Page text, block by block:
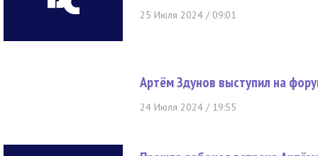
25 Июля 2024 / 09:01
Артём Здунов выступил на
24 Июля 2024 / 19:55